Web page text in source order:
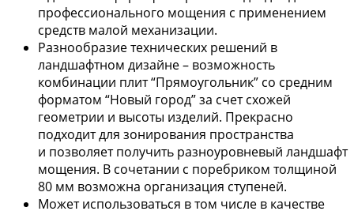
профессионального мощения с применением
средств малой механизации.
Разнообразие технических решений в
ландшафтном дизайне – возможность
комбинации плит “Прямоугольник” со средним
форматом “Новый город” за счет схожей
геометрии и высоты изделий. Прекрасно
подходит для зонирования пространства
и позволяет получить разноуровневый ландшафт
мощения. В сочетании с поребриком толщиной
80 мм возможна организация ступеней.
Может использоваться в том числе в качестве